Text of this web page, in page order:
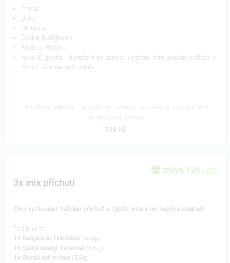
Praha
Brno
Olomouc
České Budějovice
Frýdek-Místek
nebo Č. pošta - doručení na adresu (potom nám prosím pošlete o
85 Kč více na poštovné)
149 Kč
zbývá 125 z 200
3x mix příchutí
Chci vyzkoušet každou příchuť a zjistit, která mi nejvíce chutná!
Pošlu vám:
1x Belgickou čokoládu (55g)
1x Sladkoslaný karamel (55g)
1x Burákové máslo (55g)